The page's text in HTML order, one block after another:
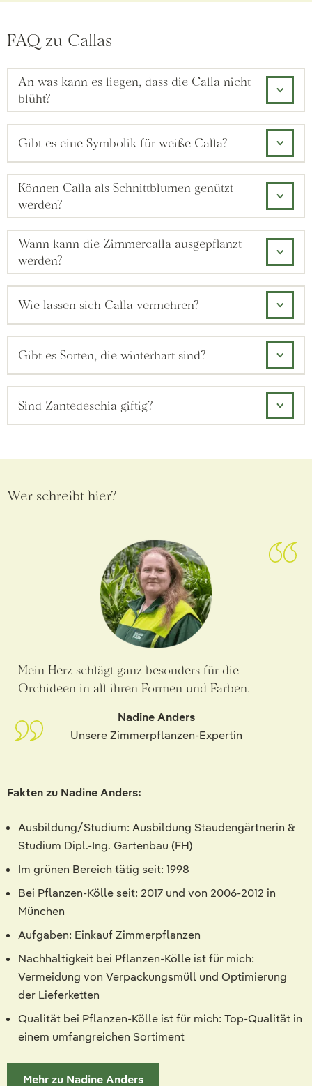
FAQ zu Callas
An was kann es liegen, dass die Calla nicht
blüht?
Gibt es eine Symbolik für weiße Calla?
Können Calla als Schnittblumen genützt
werden?
Wann kann die Zimmercalla ausgepflanzt
werden?
Wie lassen sich Calla vermehren?
Gibt es Sorten, die winterhart sind?
Sind Zantedeschia giftig?
Wer schreibt hier?
Mein Herz schlägt ganz besonders für die
Orchideen in all ihren Formen und Farben.
Nadine Anders
Unsere Zimmerpflanzen-Expertin
Fakten zu Nadine Anders:
Ausbildung/Studium: Ausbildung Staudengärtnerin &
Studium Dipl.-Ing. Gartenbau (FH)
Im grünen Bereich tätig seit: 1998
Bei Pflanzen-Kölle seit: 2017 und von 2006-2012 in
München
Aufgaben: Einkauf Zimmerpflanzen
Nachhaltigkeit bei Pflanzen-Kölle ist für mich:
Vermeidung von Verpackungsmüll und Optimierung
der Lieferketten
Qualität bei Pflanzen-Kölle ist für mich: Top-Qualität in
einem umfangreichen Sortiment
Mehr zu Nadine Anders